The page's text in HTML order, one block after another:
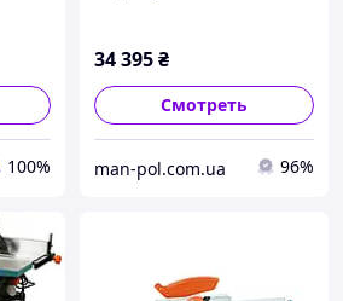
100%
34 395₴
Смотреть
man-pol.com.ua 96%